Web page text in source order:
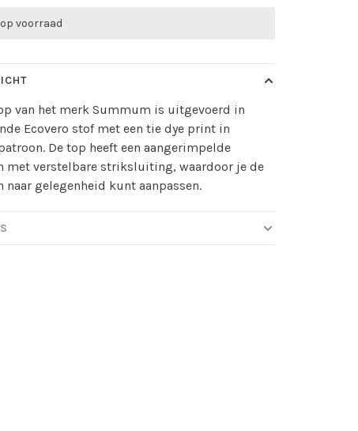
voorraad
van het merk Summum is uitgevoerd in
Ecovero stof met een tie dye print in
De top heeft een aangerimpelde
met verstelbare striksluiting, waardoor je de
naar gelegenheid kunt aanpassen.